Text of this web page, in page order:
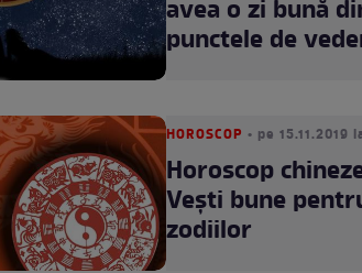
avea o zi bună
punctele de
HOROSCOP • pe 15.11.2019
Horoscop
Vești bune
zodiilor